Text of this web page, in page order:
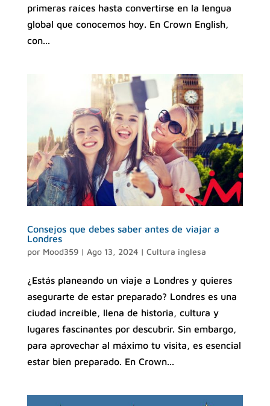
primeras raíces hasta convertirse en la lengua
global que conocemos hoy. En Crown English,
con...
Consejos que debes saber antes de viajar a
Londres
por Mood359| Ago 13, 2024| Cultura inglesa
¿Estás planeando un viaje a Londres y quieres
asegurarte de estar preparado? Londres es una
ciudad increíble, llena de historia, cultura y
lugares fascinantes por descubrir. Sin embargo,
para aprovechar al máximo tu visita, es esencial
estar bien preparado. En Crown...